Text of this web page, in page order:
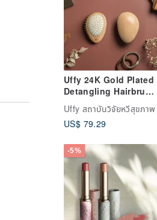
Uffy 24K Gold Plated
Detangling Hairbrush
- Scalp Massager -
Beech Wood
Uffy สถาบันวิจัยหวีสุขภาพ
US$ 79.29
-5%